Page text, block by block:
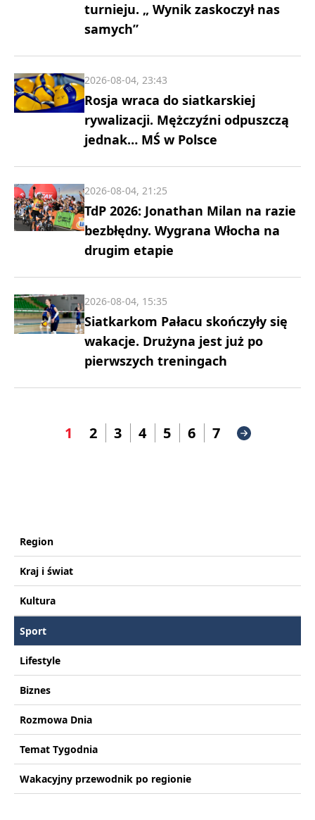
turnieju. „ Wynik zaskoczył nas
samych”
Rosja wraca do siatkarskiej
rywalizacji. Mężczyźni odpuszczą
jednak… MŚ w Polsce
2026-08-04, 23:43
TdP 2026: Jonathan Milan na razie
bezbłędny. Wygrana Włocha na
drugim etapie
2026-08-04, 21:25
Siatkarkom Pałacu skończyły się
wakacje. Drużyna jest już po
pierwszych treningach
2026-08-04, 15:35
1 2 3 4 5 6 7
Region
Kraj i świat
Kultura
Sport
Lifestyle
Biznes
Rozmowa Dnia
Temat Tygodnia
Wakacyjny przewodnik po regionie